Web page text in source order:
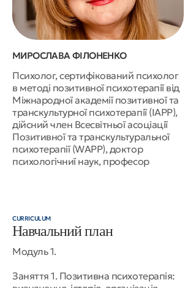
МИРОСЛАВА ФІЛОНЕНКО
Психолог, сертифікований психолог
в методі позитивної психотерапії від
Міжнародної академії позитивної та
транскультурної психотерапії (IAPP),
дійсний член Всесвітньої асоціації
Позитивної та транскультуральної
психотерапії (WAPP), доктор
психологічниї наук, професор
CURRICULUM
Навчальний план
Модуль 1.
Заняття 1. Позитивна психотерапія: